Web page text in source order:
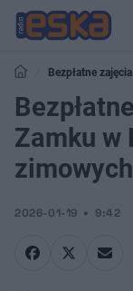
Bezpłatne
19 do 30 stycznia
Zamku w
2026-01-19 9:42